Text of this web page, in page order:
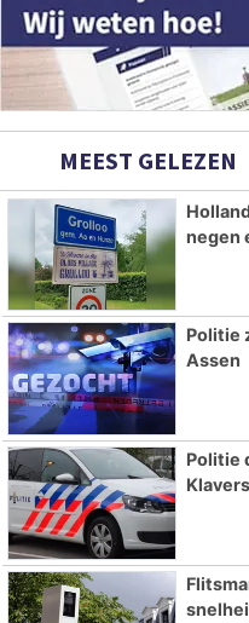
MEEST GELEZEN
negen
Politie
Assen
Politie